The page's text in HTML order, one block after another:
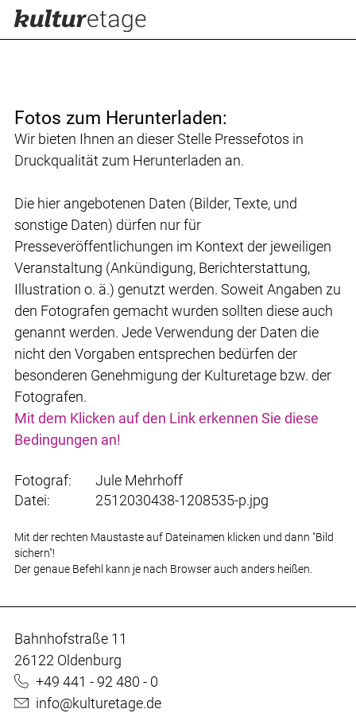
Fotos zum Herunterladen:
Wir bieten Ihnen an dieser Stelle Pressefotos in
Druckqualität zum Herunterladen an.
Die hier angebotenen Daten (Bilder, Texte, und
sonstige Daten) dürfen nur für
Presseveröffentlichungen im Kontext der jeweiligen
Veranstaltung (Ankündigung, Berichterstattung,
Illustration o. ä.) genutzt werden. Soweit Angaben zu
den Fotografen gemacht wurden sollten diese auch
genannt werden. Jede Verwendung der Daten die
nicht den Vorgaben entsprechen bedürfen der
besonderen Genehmigung der Kulturetage bzw. der
Fotografen.
Mit dem Klicken auf den Link erkennen Sie diese
Bedingungen an!
Fotograf:
Jule Mehrhoff
Datei:
2512030438-1208535-p.jpg
Mit der rechten Maustaste auf Dateinamen klicken und dann "Bild
sichern"!
Der genaue Befehl kann je nach Browser auch anders heißen.
Bahnhofstraße 11
26122 Oldenburg
+49 441 - 92 480 - 0
info@kulturetage.de